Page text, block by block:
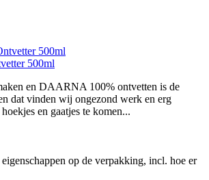
500ml
en DAARNA 100% ontvetten is de
dat vinden wij ongezond werk en erg
en gaatjes te komen...
op de verpakking, incl. hoe er